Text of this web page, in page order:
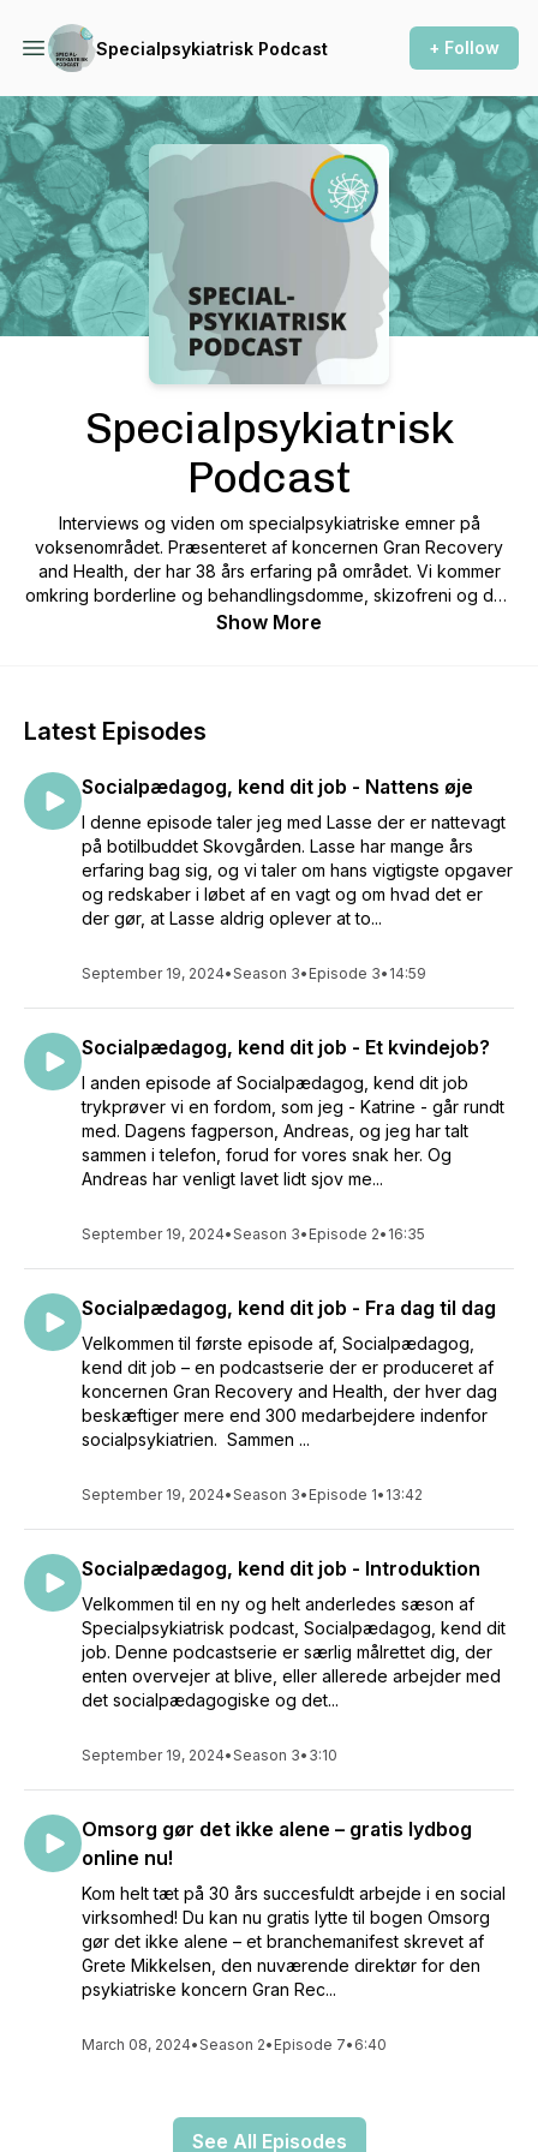
Specialpsykiatrisk Podcast + Follow
Podcast Background Image
Specialpsykiatrisk
Podcast
Interviews og viden om specialpsykiatriske emner på
voksenområdet. Præsenteret af koncernen Gran Recovery
and Health, der har 38 års erfaring på området. Vi kommer
omkring borderline og behandlingsdomme, skizofreni og den
narrative tilgang - og mange andre emner, der er relevante
Show More
Latest Episodes
Socialpædagog, kend dit job - Nattens øje
I denne episode taler jeg med Lasse der er nattevagt
på botilbuddet Skovgården. Lasse har mange års
erfaring bag sig, og vi taler om hans vigtigste opgaver
og redskaber i løbet af en vagt og om hvad det er
der gør, at Lasse aldrig oplever at to...
September 19, 2024•Season 3• Episode 3• 14:59
Socialpædagog, kend dit job - Et kvindejob?
I anden episode af Socialpædagog, kend dit job
trykprøver vi en fordom, som jeg - Katrine - går rundt
med. Dagens fagperson, Andreas, og jeg har talt
sammen i telefon, forud for vores snak her. Og
Andreas har venligt lavet lidt sjov me...
September 19, 2024•Season 3• Episode 2• 16:35
Socialpædagog, kend dit job - Fra dag til dag
Velkommen til første episode af, Socialpædagog,
kend dit job – en podcastserie der er produceret af
koncernen Gran Recovery and Health, der hver dag
beskæftiger mere end 300 medarbejdere indenfor
socialpsykiatrien. Sammen ...
September 19, 2024•Season 3• Episode 1• 13:42
Socialpædagog, kend dit job - Introduktion
Velkommen til en ny og helt anderledes sæson af
Specialpsykiatrisk podcast, Socialpædagog, kend dit
job. Denne podcastserie er særlig målrettet dig, der
enten overvejer at blive, eller allerede arbejder med
det socialpædagogiske og det...
September 19, 2024•Season 3• 3:10
Omsorg gør det ikke alene – gratis lydbog
online nu!
Kom helt tæt på 30 års succesfuldt arbejde i en social
virksomhed! Du kan nu gratis lytte til bogen Omsorg
gør det ikke alene – et branchemanifest skrevet af
Grete Mikkelsen, den nuværende direktør for den
psykiatriske koncern Gran Rec...
March 08, 2024•Season 2• Episode 7• 6:40
See All Episodes